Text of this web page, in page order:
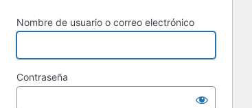
Nombre de usuario o correo electrónico
Contraseña